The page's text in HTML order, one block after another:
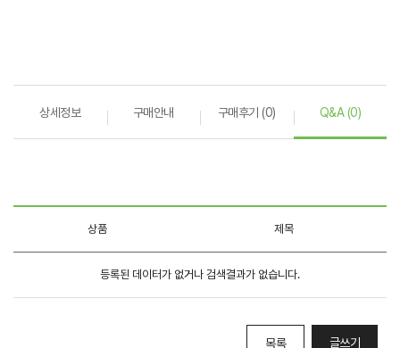
상세정보 구매안내 구매후기 (0) Q&A (0)